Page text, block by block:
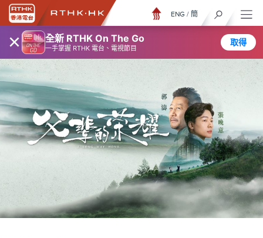
× 全新 RTHK On The Go
一手掌握 RTHK 電台、電視節目
取得
ENG / 簡